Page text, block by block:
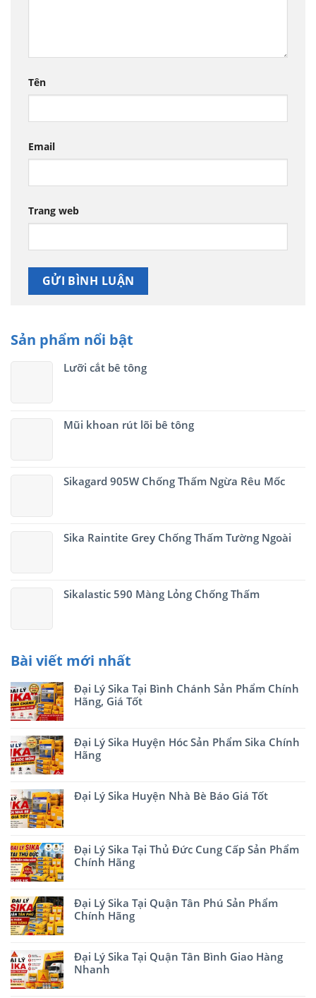
Tên
Email
Trang web
Sản phẩm nổi bật
Lưỡi cắt bê tông
Mũi khoan rút lõi bê tông
Sikagard 905W Chống Thấm Ngừa Rêu Mốc
Sika Raintite Grey Chống Thấm Tường Ngoài
Sikalastic 590 Màng Lỏng Chống Thấm
Bài viết mới nhất
Đại Lý Sika Tại Bình Chánh Sản Phẩm Chính
Hãng, Giá Tốt
Đại Lý Sika Huyện Hóc Sản Phẩm Sika Chính
Hãng
Đại Lý Sika Huyện Nhà Bè Báo Giá Tốt
Đại Lý Sika Tại Thủ Đức Cung Cấp Sản Phẩm
Chính Hãng
Đại Lý Sika Tại Quận Tân Phú Sản Phẩm
Chính Hãng
Đại Lý Sika Tại Quận Tân Bình Giao Hàng
Nhanh